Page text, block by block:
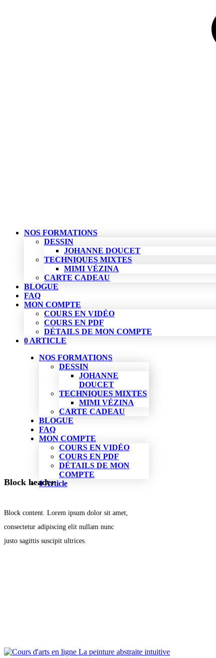
NOS FORMATIONS
DESSIN
JOHANNE DOUCET
TECHNIQUES MIXTES
MIMI VÉZINA
CARTE CADEAU
BLOGUE
FAQ
MON COMPTE
COURS EN VIDÉO
COURS EN PDF
DÉTAILS DE MON COMPTE
0 ARTICLE
NOS FORMATIONS
DESSIN
JOHANNE
DOUCET
TECHNIQUES MIXTES
MIMI VÉZINA
CARTE CADEAU
BLOGUE
FAQ
MON COMPTE
COURS EN VIDÉO
COURS EN PDF
DÉTAILS DE MON
COMPTE
0 Article
Block header
Block content. Lorem ipsum dolor sit amet,
consectetur adipiscing elit nullam nunc
justo sagittis suscipit ultrices.